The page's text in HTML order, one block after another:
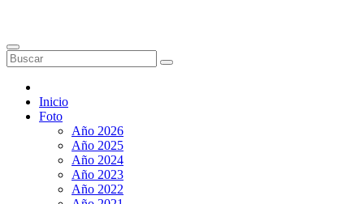
Inicio
Foto
Año 2026
Año 2025
Año 2024
Año 2023
Año 2022